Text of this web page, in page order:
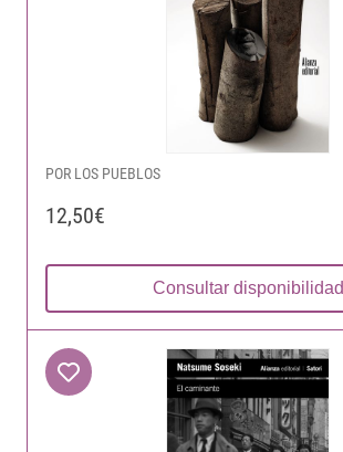
POR LOS PUEBLOS
12,50€
Consultar disponibilidad